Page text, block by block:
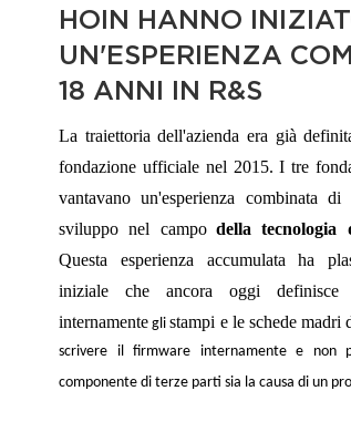
HOIN HANNO
UN'ESPERIENZA
18 ANNI IN R&S
La traiettoria dell'azienda era già
fondazione ufficiale nel 2015. I tre
vantavano un'esperienza combinata
sviluppo nel campo della tecnologia
Questa esperienza accumulata ha
iniziale che ancora oggi definisce
internamente glistampi e le schede madri
scrivere il firmware internamente e non
componente di terze parti sia la causa di un